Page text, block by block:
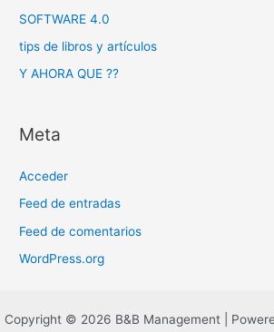
SOFTWARE 4.0
tips de libros y artículos
Y AHORA QUE ??
Meta
Acceder
Feed de entradas
Feed de comentarios
WordPress.org
Copyright © 2026 B&B Management |